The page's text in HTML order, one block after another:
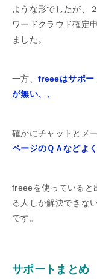
ような形でしたが、
ワードクラウド確定
ました。
一方、freeeはサポー
が無い、、
確かにチャットとメ
ページのＱＡなどよ
freeeを使っていると
る人しか解決できな
です。
サポートまとめ